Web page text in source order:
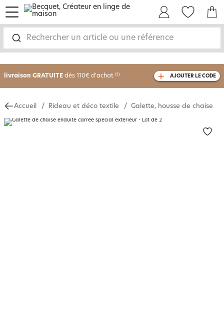
Rechercher un article ou une référence
menu
achetés
livraison GRATUITE dès 110€ d'achat (1) AJOUTER LE CODE
Accueil Rideau et déco textile Galette, housse de chaise